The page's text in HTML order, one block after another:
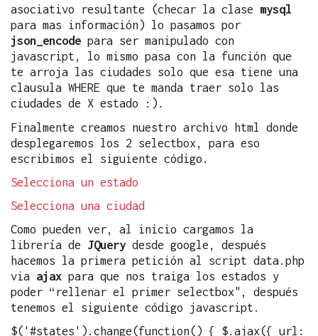
asociativo resultante (checar la clase mysql
para mas información) lo pasamos por
json_encode para ser manipulado con
javascript, lo mismo pasa con la función que
te arroja las ciudades solo que esa tiene una
clausula WHERE que te manda traer solo las
ciudades de X estado :).
Finalmente creamos nuestro archivo html donde
desplegaremos los 2 selectbox, para eso
escribimos el siguiente código.
Selecciona un estado
Selecciona una ciudad
Como pueden ver, al inicio cargamos la
librería de JQuery desde google, después
hacemos la primera petición al script data.php
via ajax para que nos traiga los estados y
poder “rellenar el primer selectbox", después
tenemos el siguiente código javascript.
$('#states').change(function() { $.ajax({ url: